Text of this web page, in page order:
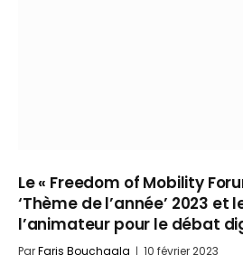
Le « Freedom of Mobility
‘Thème de l’année’ 2023 et
l’animateur pour le débat
ParFaris Bouchaala 10 février 2023